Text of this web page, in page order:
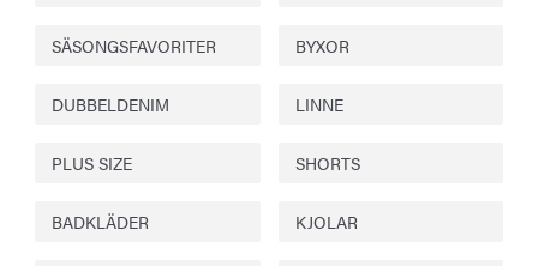
SÄSONGSFAVORITER BYXOR
DUBBELDENIM LINNE
PLUS SIZE SHORTS
BADKLÄDER KJOLAR